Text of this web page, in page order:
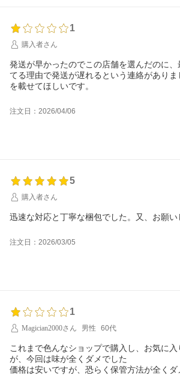
推測ではあるが、どの商品についてもこう
しょうか？
「セラー間の商品移動」に不安要素がある商
愛は全く無いですよね。
1
購入者さん
発送が早かったのでこの店舗を選んだのに、
てる理由で発送が遅れるという連絡があり
を載せてほしいです。
注文日：2026/04/06
5
購入者さん
迅速な対応と丁寧な梱包でした。又、お願い
注文日：2026/03/05
1
Magician2000さん
男性 60代
これまで色んなショップで購入し、お気に
が、今回は味が全くダメでした
価格は安いですが、恐らく保管方法が全くダ